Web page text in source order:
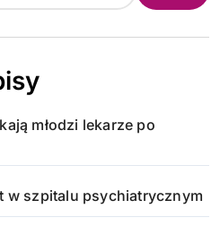
młodzi lekarze po
w szpitalu psychiatrycznym